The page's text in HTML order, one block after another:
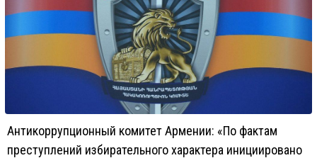
Антикоррупционный комитет Армении: «По фактам
преступлений избирательного характера инициировано